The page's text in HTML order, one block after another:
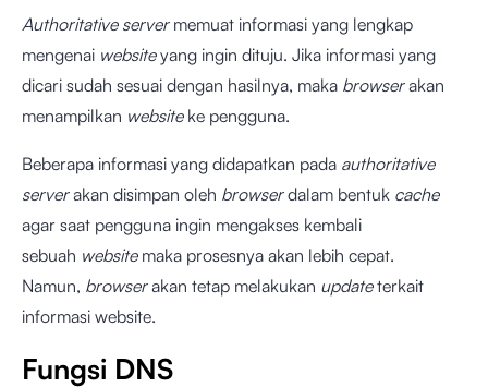
Authoritative servermemuat informasi yang lengkap
mengenai websiteyang ingin dituju. Jika informasi yang
dicari sudah sesuai dengan hasilnya, maka browserakan
menampilkan websiteke pengguna.
Beberapa informasi yang didapatkan pada authoritative
serverakan disimpan oleh browserdalam bentuk cache
agar saat pengguna ingin mengakses kembali
sebuah websitemaka prosesnya akan lebih cepat.
Namun, browserakan tetap melakukan updateterkait
informasi website.
Fungsi DNS